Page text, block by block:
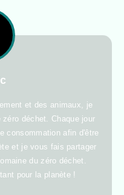
et des animaux, je
déchet. Chaque jour
consommation afin d'être
et je vous fais partager
du zéro déchet.
pour la planète !